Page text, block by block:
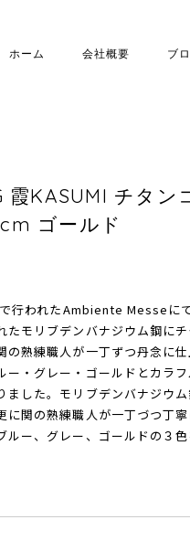
ホーム 会社概要 ブ
KASUMI チタン
ゴールド
行われたAmbiente Messeに
たモリブデンバナジウム鋼に
の熟練職人が一丁ずつ丹念に
ー・グレー・ゴールドとカラ
ました。モリブデンバナジウ
に関の熟練職人が一丁づつ丁
ルー、グレー、ゴールドの３